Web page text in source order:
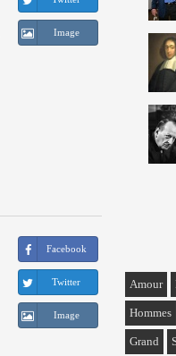
Image
Facebook
Twitter
Image
Amour
Hommes
Grand